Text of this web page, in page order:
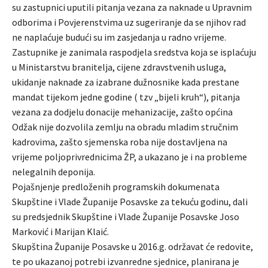
su zastupnici uputili pitanja vezana za naknade u Upravnim
odborima i Povjerenstvima uz sugeriranje da se njihov rad
ne naplaćuje budući su im zasjedanja u radno vrijeme.
Zastupnike je zanimala raspodjela sredstva koja se isplaćuju
u Ministarstvu branitelja, cijene zdravstvenih usluga,
ukidanje naknade za izabrane dužnosnike kada prestane
mandat tijekom jedne godine ( tzv „bijeli kruh“), pitanja
vezana za dodjelu donacije mehanizacije, zašto općina
Odžak nije dozvolila zemlju na obradu mladim stručnim
kadrovima, zašto sjemenska roba nije dostavljena na
vrijeme poljoprivrednicima ŽP, a ukazano je i na probleme
nelegalnih deponija.
Pojašnjenje predloženih programskih dokumenata
Skupštine i Vlade Županije Posavske za tekuću godinu, dali
su predsjednik Skupštine i Vlade Županije Posavske Joso
Marković i Marijan Klaić.
Skupština Županije Posavske u 2016.g. održavat će redovite,
te po ukazanoj potrebi izvanredne sjednice, planirana je